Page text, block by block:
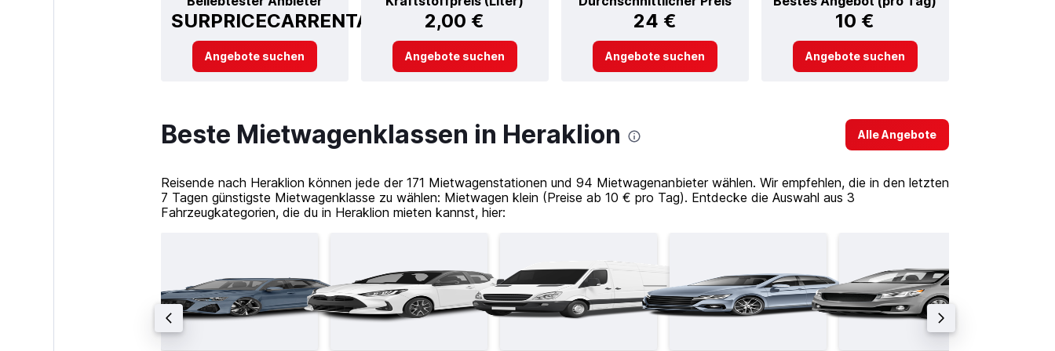
SURPRICECARRENTAL 2,00 € 24 € 10 €
Angebote suchen Angebote suchen Angebote suchen Angebote suchen
Beste Mietwagenklassen in Heraklion Alle Angebote
Reisende nach Heraklion können jede der 171 Mietwagenstationen und 94 Mietwagenanbieter wählen. Wir empfehlen, die in den letzten
7 Tagen günstigste Mietwagenklasse zu wählen: Mietwagen klein (Preise ab 10 € pro Tag). Entdecke die Auswahl aus 3
Fahrzeugkategorien, die du in Heraklion mieten kannst, hier: